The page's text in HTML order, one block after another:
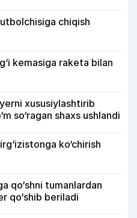
chiqish
kemasiga raketa bilan
xususiylashtirib
so‘ragan shaxs ushlandi
ko‘chirish
qo‘shni tumanlardan
qo‘shib beriladi